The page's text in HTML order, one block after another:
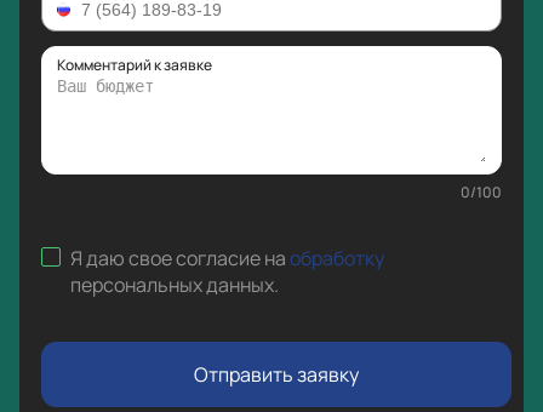
Комментарий к заявке
0/100
Я даю свое согласие наобработку
персональных данных.
Отправить заявку